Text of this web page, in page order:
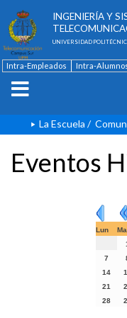
INGENIERÍA Y
UNIVERSIDAD
Intra-Empleados Intra-
La Escuela /
Eventos
Lun
7
14
21
28